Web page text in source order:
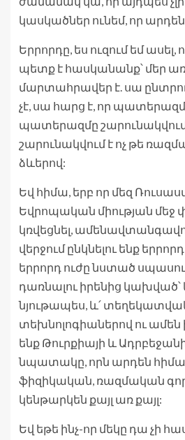
կասկածներ ունեմ, որ արդեն
Երրորդը, ես ուզում եմ ասել,
պետք է հասկանանք՝ մեր
մարտահրավեր է. սա
չէ, սա հարց է, որ
պատերազմը
շարունակվում է ոչ թե
ձևերով:
Եվ հիմա, երբ որ մեզ
Եվրոպական միության մեջ
կռվեցնել,
վերջում ընկնելու ենք
երրորդ ուժը նստած
դառնալու իրենից
նյութապես, և՛
տեխնոլոգիաներով ու ամեն
ենք Թուրքիայի և
նպատակը, որն արդեն
ֆիզիկական, ռազմական
կենթարկեն քայլ առ քայլ:
Եվ եթե ինչ-որ մեկը դա չի